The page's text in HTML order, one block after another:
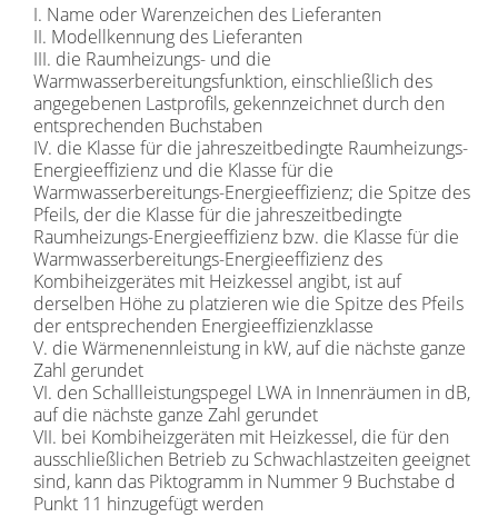
I. Name oder Warenzeichen des Lieferanten
II. Modellkennung des Lieferanten
III. die Raumheizungs- und die
Warmwasserbereitungsfunktion, einschließlich des
angegebenen Lastprofils, gekennzeichnet durch den
entsprechenden Buchstaben
IV. die Klasse für die jahreszeitbedingte Raumheizungs-
Energieeffizienz und die Klasse für die
Warmwasserbereitungs-Energieeffizienz; die Spitze des
Pfeils, der die Klasse für die jahreszeitbedingte
Raumheizungs-Energieeffizienz bzw. die Klasse für die
Warmwasserbereitungs-Energieeffizienz des
Kombiheizgerätes mit Heizkessel angibt, ist auf
derselben Höhe zu platzieren wie die Spitze des Pfeils
der entsprechenden Energieeffizienzklasse
V. die Wärmenennleistung in kW, auf die nächste ganze
Zahl gerundet
VI. den Schallleistungspegel LWA in Innenräumen in dB,
auf die nächste ganze Zahl gerundet
VII. bei Kombiheizgeräten mit Heizkessel, die für den
ausschließlichen Betrieb zu Schwachlastzeiten geeignet
sind, kann das Piktogramm in Nummer 9 Buchstabe d
Punkt 11 hinzugefügt werden